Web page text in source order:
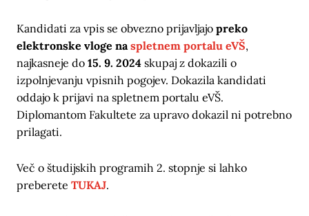
Kandidati za vpis se obvezno prijavljajo preko
elektronske vloge na spletnem portalu eVŠ,
najkasneje do 15. 9. 2024 skupaj z dokazili o
izpolnjevanju vpisnih pogojev. Dokazila kandidati
oddajo k prijavi na spletnem portalu eVŠ.
Diplomantom Fakultete za upravo dokazil ni potrebno
prilagati.
Več o študijskih programih 2. stopnje si lahko
preberete TUKAJ.